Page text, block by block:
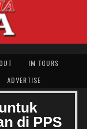
IM TOURS
ADVERTISE
di PPS